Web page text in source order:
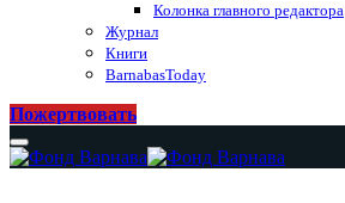
Колонка главного редактора
Журнал
Книги
BarnabasToday
Пожертвовать